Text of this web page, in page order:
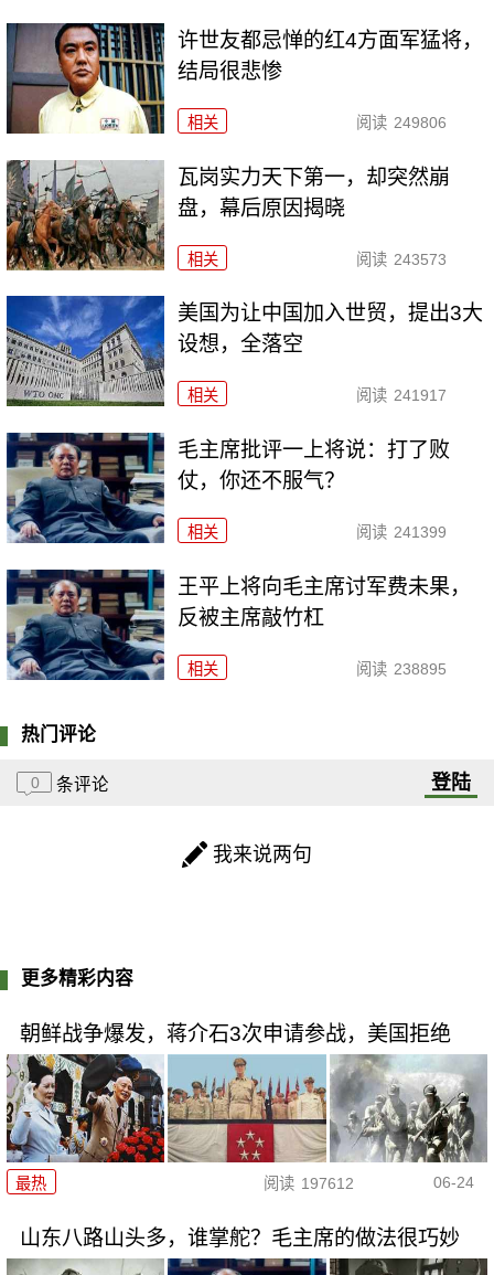
许世友都忌惮的红4方面军猛将，
结局很悲惨
相关 阅读 249806
瓦岗实力天下第一，却突然崩
盘，幕后原因揭晓
相关 阅读 243573
美国为让中国加入世贸，提出3大
设想，全落空
相关 阅读 241917
毛主席批评一上将说：打了败
仗，你还不服气？
相关 阅读 241399
王平上将向毛主席讨军费未果，
反被主席敲竹杠
相关 阅读 238895
热门评论
0 条评论 登陆
我来说两句
更多精彩内容
朝鲜战争爆发，蒋介石3次申请参战，美国拒绝
最热 阅读 197612 06-24
山东八路山头多，谁掌舵？毛主席的做法很巧妙